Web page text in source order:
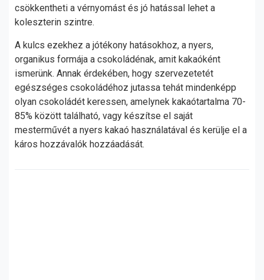
csökkentheti a vérnyomást és jó hatással lehet a
koleszterin szintre.
A kulcs ezekhez a jótékony hatásokhoz, a nyers,
organikus formája a csokoládénak, amit kakaóként
ismerünk. Annak érdekében, hogy szervezetetét
egészséges csokoládéhoz jutassa tehát mindenképp
olyan csokoládét keressen, amelynek kakaótartalma 70-
85% között található, vagy készítse el saját
mesterművét a nyers kakaó használatával és kerülje el a
káros hozzávalók hozzáadását.